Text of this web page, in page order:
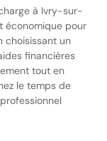
à Ivry-sur-
économique pour
choisissant un
financières
tout en
le temps de